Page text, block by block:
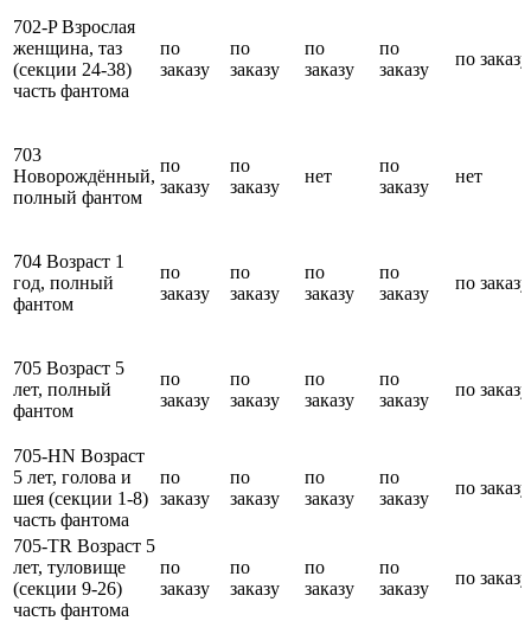
702-P Взрослая
женщина, таз
(секции 24-38)
часть фантома
по
заказу
по
заказу
по
заказу
по
заказу
по заказу
703
Новорождённый,
полный фантом
по
заказу
по
заказу
нет
по
заказу
нет
704 Возраст 1
год, полный
фантом
по
заказу
по
заказу
по
заказу
по
заказу
по заказу
705 Возраст 5
лет, полный
фантом
по
заказу
по
заказу
по
заказу
по
заказу
по заказу
705-HN Возраст
5 лет, голова и
шея (секции 1-8)
часть фантома
по
заказу
по
заказу
по
заказу
по
заказу
по заказу
705-TR Возраст 5
лет, туловище
(секции 9-26)
часть фантома
по
заказу
по
заказу
по
заказу
по
заказу
по заказу